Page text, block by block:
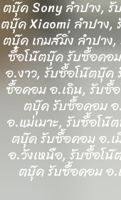
ตบุ๊ค Sony ลำปาง,
ตบุ๊ค Xiaomi ลำปาง,
ตบุ๊ค เกมส์มิ่ง ลำปาง
ซื้อโน๊ตบุ๊ค รับซื้อคอ
อ.งาว, รับซื้อโน๊ตบุ๊
ซื้อคอม อ.เถิน, รับซื้
ตบุ๊ค รับซื้อคอม
อ.แม่เมาะ, รับซื้อโ
ตบุ๊ค รับซื้อคอม อ.เ
อ.วังเหนือ, รับซื้อโ
ตบุ๊ค รับซื้อคอม อ.